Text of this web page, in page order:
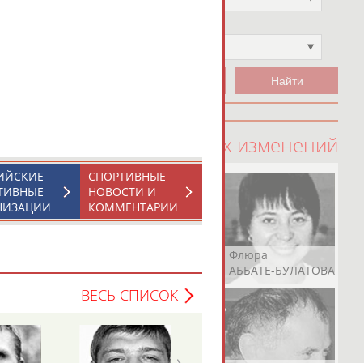
100 последних изменений
АБАЧАРАЕВ
АБАШИДЗЕ
Флюра
АББАТЕ-БУЛАТОВА
СПОРТИВНЫЕ
НОВОСТИ И
КОММЕНТАРИИ
ВЕСЬ СПИСОК